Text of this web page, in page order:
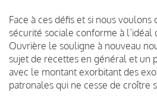
Face à ces défis et si nous
sécurité sociale conforme à l’idéal
Ouvrière le souligne à nouveau
sujet de recettes en général et un
avec le montant exorbitant des
patronales qui ne cesse de croître